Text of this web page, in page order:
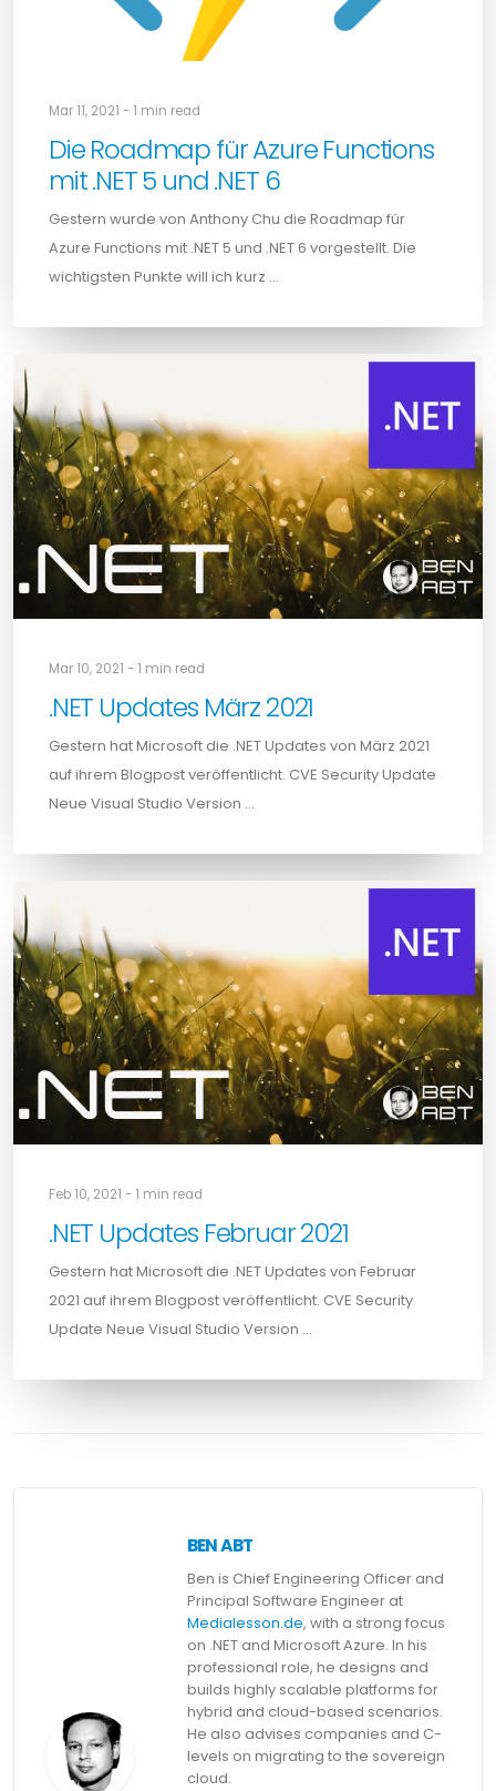
Mar 11, 2021 - 1 min read
Die Roadmap für Azure Functions
mit .NET 5 und .NET 6
Gestern wurde von Anthony Chu die Roadmap für
Azure Functions mit .NET 5 und .NET 6 vorgestellt. Die
wichtigsten Punkte will ich kurz …
Mar 10, 2021 - 1 min read
.NET Updates März 2021
Gestern hat Microsoft die .NET Updates von März 2021
auf ihrem Blogpost veröffentlicht. CVE Security Update
Neue Visual Studio Version …
Feb 10, 2021 - 1 min read
.NET Updates Februar 2021
Gestern hat Microsoft die .NET Updates von Februar
2021 auf ihrem Blogpost veröffentlicht. CVE Security
Update Neue Visual Studio Version …
BEN ABT
Ben is Chief Engineering Officer and
Principal Software Engineer at
Medialesson.de, with a strong focus
on .NET and Microsoft Azure. In his
professional role, he designs and
builds highly scalable platforms for
hybrid and cloud-based scenarios.
He also advises companies and C-
levels on migrating to the sovereign
cloud.